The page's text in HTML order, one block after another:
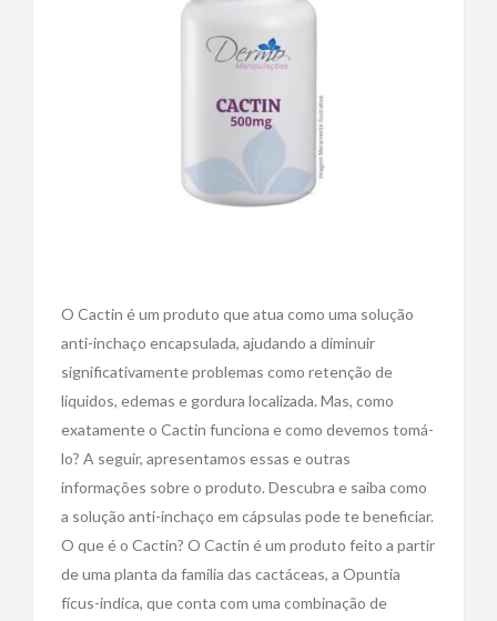
O Cactin é um produto que atua como uma solução
anti-inchaço encapsulada, ajudando a diminuir
significativamente problemas como retenção de
líquidos, edemas e gordura localizada. Mas, como
exatamente o Cactin funciona e como devemos tomá-
lo? A seguir, apresentamos essas e outras
informações sobre o produto. Descubra e saiba como
a solução anti-inchaço em cápsulas pode te beneficiar.
O que é o Cactin? O Cactin é um produto feito a partir
de uma planta da família das cactáceas, a Opuntia
fícus-indica, que conta com uma combinação de